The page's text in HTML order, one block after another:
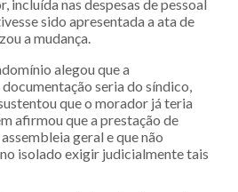
incluída nas despesas de pessoal
sido apresentada a ata de
a mudança.
alegou que a
seria do síndico,
que o morador já teria
afirmou que a prestação de
geral e que não
isolado exigir judicialmente tais